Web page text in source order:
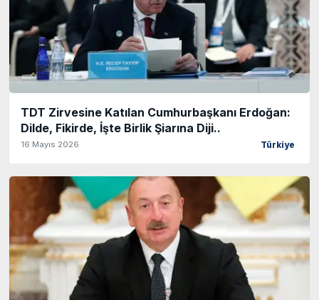
TDT Zirvesine Katılan Cumhurbaşkanı Erdoğan:
Dilde, Fikirde, İşte Birlik Şiarına Diji..
16 Mayıs 2026 Türkiye